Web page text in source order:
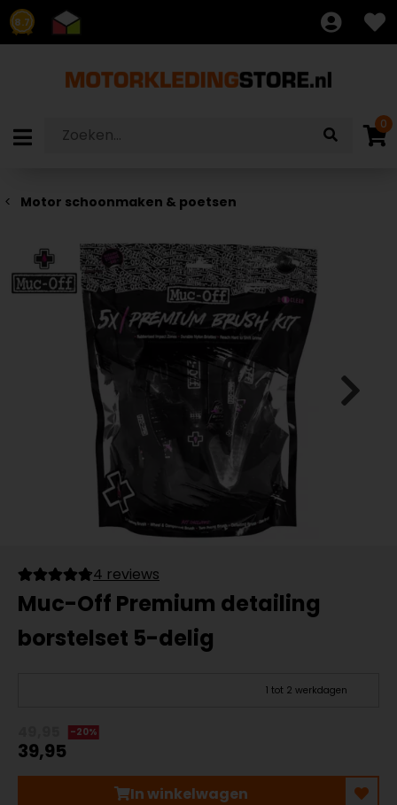
8.7
0
Motor schoonmaken & poetsen
4 reviews
Muc-Off Premium detailing
borstelset 5-delig
1 tot 2 werkdagen
-20%
39,95
In winkelwagen